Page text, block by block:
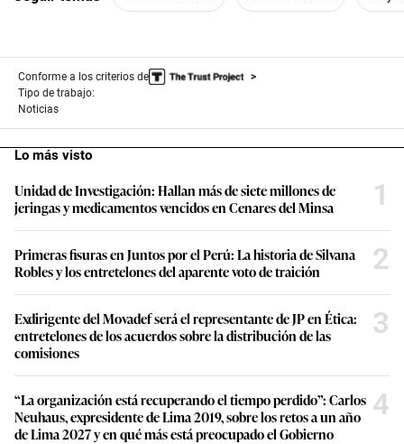
a una pollería en el Callao de nombre Kayako y,
embargo, la semana pasada el programa “Cuarto
poder” mostró que el sobrino de Castillo tiene a su
disposición una camioneta de la empresa Mazavig,
cuyo gerente general es Zamir Villaverde.